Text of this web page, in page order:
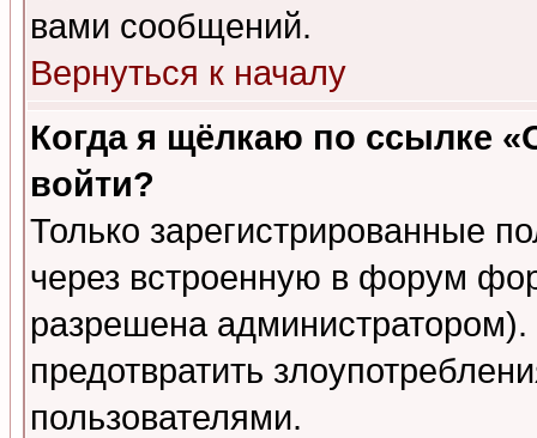
вами сообщений.
Вернуться к началу
Когда я щёлкаю по ссылке
войти?
Только зарегистрированные
через встроенную в форум
разрешена
предотвратить
пользователями.